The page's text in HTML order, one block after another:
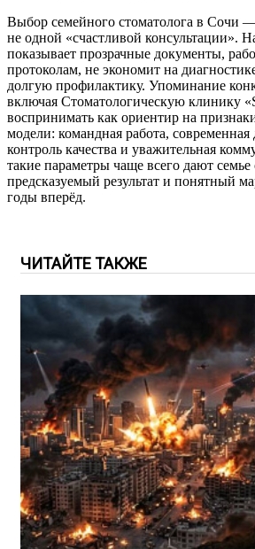
Выбор семейного стоматолога в Сочи
не одной «счастливой консультации».
показывает прозрачные документы,
протоколам, не экономит на
долгую профилактику. Упоминание
включая Стоматологическую клинику
воспринимать как ориентир на
модели: командная работа, современная
контроль качества и уважительная
такие параметры чаще всего дают семье
предсказуемый результат и понятный
годы вперёд.
ЧИТАЙТЕ ТАКЖЕ